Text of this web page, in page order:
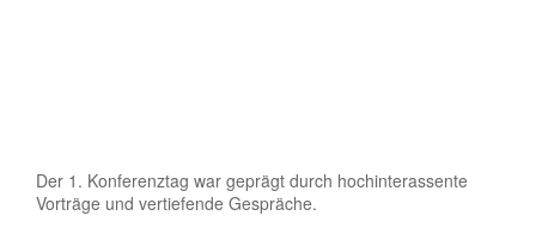
Der 1. Konferenztag war geprägt durch hochinterassente
Vorträge und vertiefende Gespräche.